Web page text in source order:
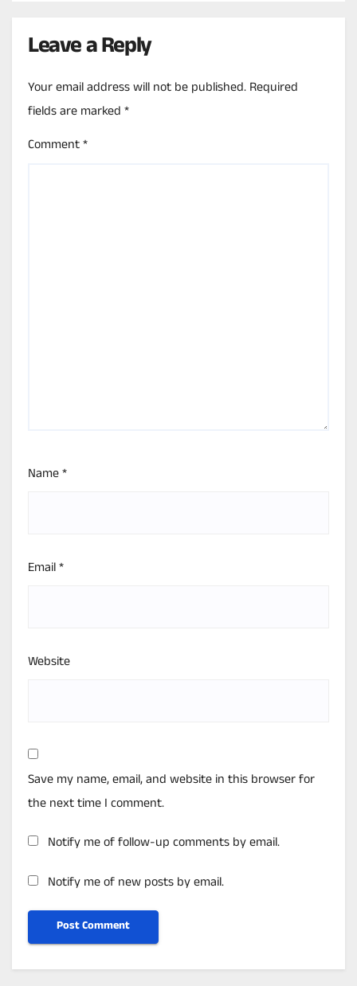
Leave a Reply
Your email address will not be published.Required
fields are marked*
Comment*
Name*
Email*
Website
Save my name, email, and website in this browser for
the next time I comment.
Notify me of follow-up comments by email.
Notify me of new posts by email.